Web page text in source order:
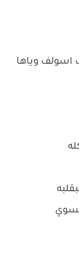
اسولف وياها